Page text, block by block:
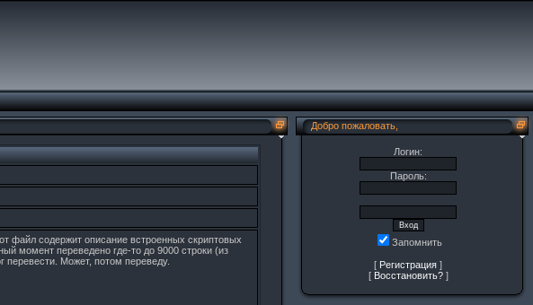
файл содержит описание встроенных скриптовых
момент переведено где-то до 9000 строки (из
перевести. Может, потом переведу.
Добро пожаловать,
Логин:
Пароль:
Запомнить
[ Регистрация ]
[ Восстановить?]